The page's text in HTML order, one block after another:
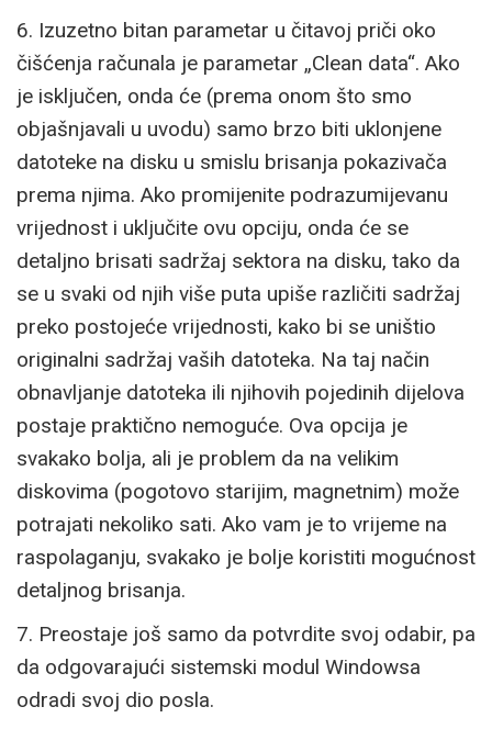
6. Izuzetno bitan parametar u čitavoj priči oko
čišćenja računala je parametar „Clean data“. Ako
je isključen, onda će (prema onom što smo
objašnjavali u uvodu) samo brzo biti uklonjene
datoteke na disku u smislu brisanja pokazivača
prema njima. Ako promijenite podrazumijevanu
vrijednost i uključite ovu opciju, onda će se
detaljno brisati sadržaj sektora na disku, tako da
se u svaki od njih više puta upiše različiti sadržaj
preko postojeće vrijednosti, kako bi se uništio
originalni sadržaj vaših datoteka. Na taj način
obnavljanje datoteka ili njihovih pojedinih dijelova
postaje praktično nemoguće. Ova opcija je
svakako bolja, ali je problem da na velikim
diskovima (pogotovo starijim, magnetnim) može
potrajati nekoliko sati. Ako vam je to vrijeme na
raspolaganju, svakako je bolje koristiti mogućnost
detaljnog brisanja.
7. Preostaje još samo da potvrdite svoj odabir, pa
da odgovarajući sistemski modul Windowsa
odradi svoj dio posla.